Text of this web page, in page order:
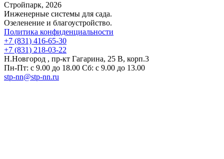
Стройпарк, 2026
Инженерные системы для сада.
Озеленение и благоустройство.
Политика конфиденциальности
+7 (831) 416-65-30
+7 (831) 218-03-22
Н.Новгород , пр-кт Гагарина, 25 В, корп.3
Пн-Пт: с 9.00 до 18.00 Сб: с 9.00 до 13.00
stp-nn@stp-nn.ru